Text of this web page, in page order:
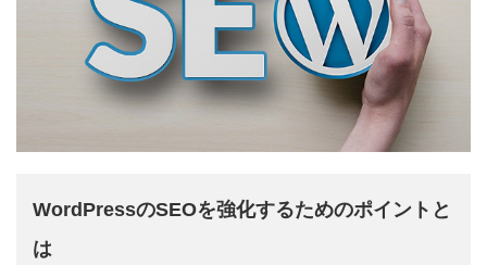
WordPressのSEOを強化するためのポイントと
は